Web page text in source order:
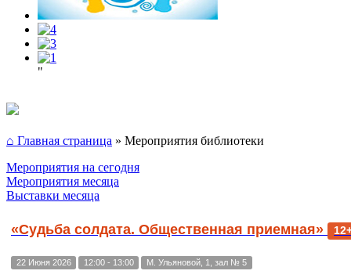
"
⌂ Главная страница » Мероприятия библиотеки
Мероприятия на сегодня
Мероприятия месяца
Выставки месяца
«Судьба солдата. Общественная приемная»
22 Июня 2026 12:00 - 13:00 М. Ульяновой, 1, зал № 5